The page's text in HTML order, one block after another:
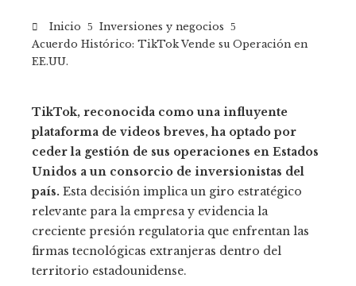
Inicio
Inversiones y negocios
Acuerdo Histórico: TikTok Vende su Operación en
EE.UU.
TikTok, reconocida como una influyente
plataforma de videos breves, ha optado por
ceder la gestión de sus operaciones en Estados
Unidos a un consorcio de inversionistas del
país. Esta decisión implica un giro estratégico
relevante para la empresa y evidencia la
creciente presión regulatoria que enfrentan las
firmas tecnológicas extranjeras dentro del
territorio estadounidense.